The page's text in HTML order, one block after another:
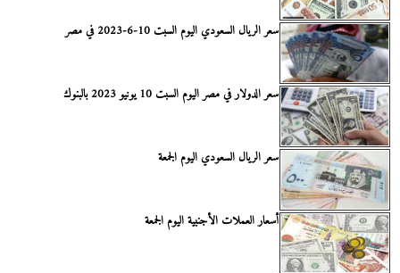
سعر الريال السعودي اليوم السبت 10-6-2023 في مصر
سعر الدولار في مصر اليوم السبت 10 يونيو 2023 بالبنوك
سعر الريال السعودي اليوم الجمعة
أسعار العملات الأجنبية اليوم الجمعة